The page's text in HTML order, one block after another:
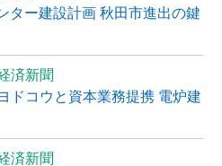
ター建設計画 秋田市進出の鍵
済新聞
ドコウと資本業務提携 電炉建
済新聞